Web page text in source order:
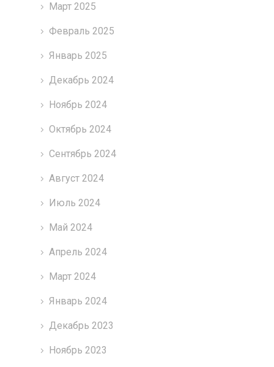
Март 2025
Февраль 2025
Январь 2025
Декабрь 2024
Ноябрь 2024
Октябрь 2024
Сентябрь 2024
Август 2024
Июль 2024
Май 2024
Апрель 2024
Март 2024
Январь 2024
Декабрь 2023
Ноябрь 2023